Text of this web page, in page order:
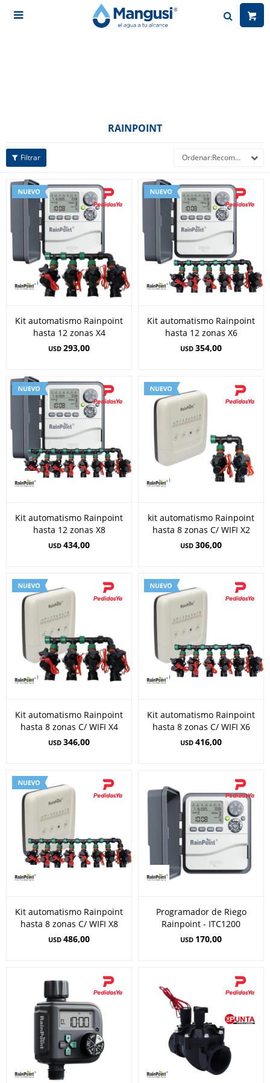

RAINPOINT
Recomendados
Kit automatismo Rainpoint
hasta 12 zonas X4
USD 293,00
Kit automatismo Rainpoint
hasta 12 zonas X6
USD 354,00
Kit automatismo Rainpoint
hasta 12 zonas X8
USD 434,00
kit automatismo Rainpoint
hasta 8 zonas C/ WIFI X2
USD 306,00
Kit automatismo Rainpoint
hasta 8 zonas C/ WIFI X4
USD 346,00
Kit automatismo Rainpoint
hasta 8 zonas C/ WIFI X6
USD 416,00
Kit automatismo Rainpoint
hasta 8 zonas C/ WIFI X8
USD 486,00
Programador de Riego
Rainpoint - ITC1200
USD 170,00